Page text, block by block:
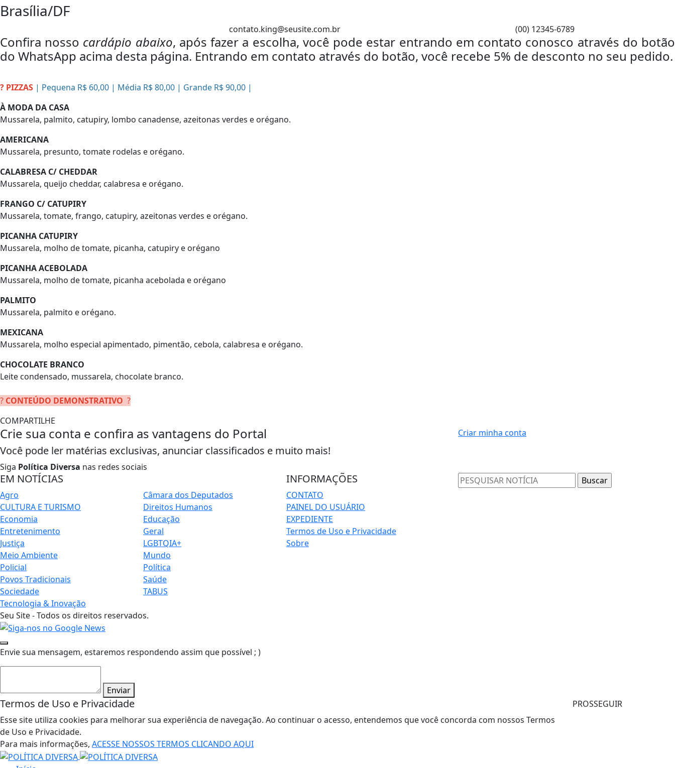
Brasília/DF
contato.king@seusite.com.br (00) 12345-6789
Confira nosso cardápio abaixo, após fazer a escolha, você pode estar entrando em contato conosco através do botão
do WhatsApp acima desta página. Entrando em contato através do botão, você recebe 5% de desconto no seu pedido.
? PIZZAS | Pequena R$ 60,00 | Média R$ 80,00 | Grande R$ 90,00 |
À MODA DA CASA
Mussarela, palmito, catupiry, lombo canadense, azeitonas verdes e orégano.
AMERICANA
Mussarela, presunto, tomate rodelas e orégano.
CALABRESA C/ CHEDDAR
Mussarela, queijo cheddar, calabresa e orégano.
FRANGO C/ CATUPIRY
Mussarela, tomate, frango, catupiry, azeitonas verdes e orégano.
PICANHA CATUPIRY
Mussarela, molho de tomate, picanha, catupiry e orégano
PICANHA ACEBOLADA
Mussarela, molho de tomate, picanha acebolada e orégano
PALMITO
Mussarela, palmito e orégano.
MEXICANA
Mussarela, molho especial apimentado, pimentão, cebola, calabresa e orégano.
CHOCOLATE BRANCO
Leite condensado, mussarela, chocolate branco.
? CONTEÚDO DEMONSTRATIVO ?
COMPARTILHE
Crie sua conta e confira as vantagens do Portal
Você pode ler matérias exclusivas, anunciar classificados e muito mais!
Criar minha conta
Siga Política Diversa nas redes sociais
EM NOTÍCIAS
Agro
Câmara dos Deputados
CULTURA E TURISMO
Direitos Humanos
Economia
Educação
Entretenimento
Geral
Justiça
LGBTQIA+
Meio Ambiente
Mundo
Policial
Política
Povos Tradicionais
Saúde
Sociedade
TABUS
Tecnologia & Inovação
INFORMAÇÕES
CONTATO
PAINEL DO USUÁRIO
EXPEDIENTE
Termos de Uso e Privacidade
Sobre
Seu Site - Todos os direitos reservados.
Envie sua mensagem, estaremos respondendo assim que possível ; )
Enviar
Termos de Uso e Privacidade
Esse site utiliza cookies para melhorar sua experiência de navegação. Ao continuar o acesso, entendemos que você concorda com nossos Termos
de Uso e Privacidade.
Para mais informações, ACESSE NOSSOS TERMOS CLICANDO AQUI
PROSSEGUIR